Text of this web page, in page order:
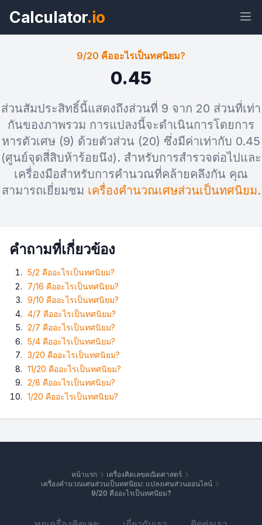
Calculator.io
เจ็ต
แอล
ทศนิยม? วิดเจ็ต
9/20 คืออะไรเป็นทศนิยม?
0.45
ส่วนสัมประสิทธิ์นี้แสดงถึงส่วนที่ 9 จาก 20 ส่วนที่เท่า
กันของภาพรวม การแปลงนี้จะดำเนินการโดยการ
หารตัวเศษ (9) ด้วยตัวส่วน (20) ซึ่งมีค่าเท่ากับ 0.45
(ศูนย์จุดสี่สิบห้าร้อยนึง). สำหรับการสำรวจต่อไปและ
เครื่องมือสำหรับการคำนวณที่คล้ายคลึงกัน คุณ
สามารถเยี่ยมชม เครื่องคำนวณเศษส่วนเป็นทศนิยม.
คำถามที่เกี่ยวข้อง
5/2 คืออะไรเป็นทศนิยม?
7/16 คืออะไรเป็นทศนิยม?
9/10 คืออะไรเป็นทศนิยม?
4/7 คืออะไรเป็นทศนิยม?
2/7 คืออะไรเป็นทศนิยม?
5/4 คืออะไรเป็นทศนิยม?
3/20 คืออะไรเป็นทศนิยม?
11/20 คืออะไรเป็นทศนิยม?
2/8 คืออะไรเป็นทศนิยม?
1/20 คืออะไรเป็นทศนิยม?
หน้าแรก
เครื่องคิดเลขคณิตศาสตร์
เครื่องคำนวณเศษส่วนเป็นทศนิยม: แปลงเศษส่วนออนไลน์
9/20 คืออะไรเป็นทศนิยม?